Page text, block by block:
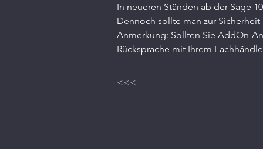
In neueren Ständen ab der Sage
Dennoch sollte man zur
Anmerkung: Sollten Sie AddOn-
Rücksprache mit Ihrem
<<<